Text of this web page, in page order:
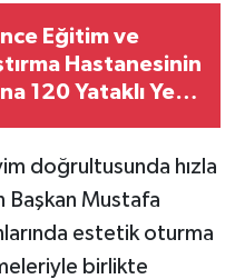
Eğitim ve
Hastanesinin
120 Yataklı Yeni
doğrultusunda hızla
Başkan Mustafa
estetik oturma
birlikte